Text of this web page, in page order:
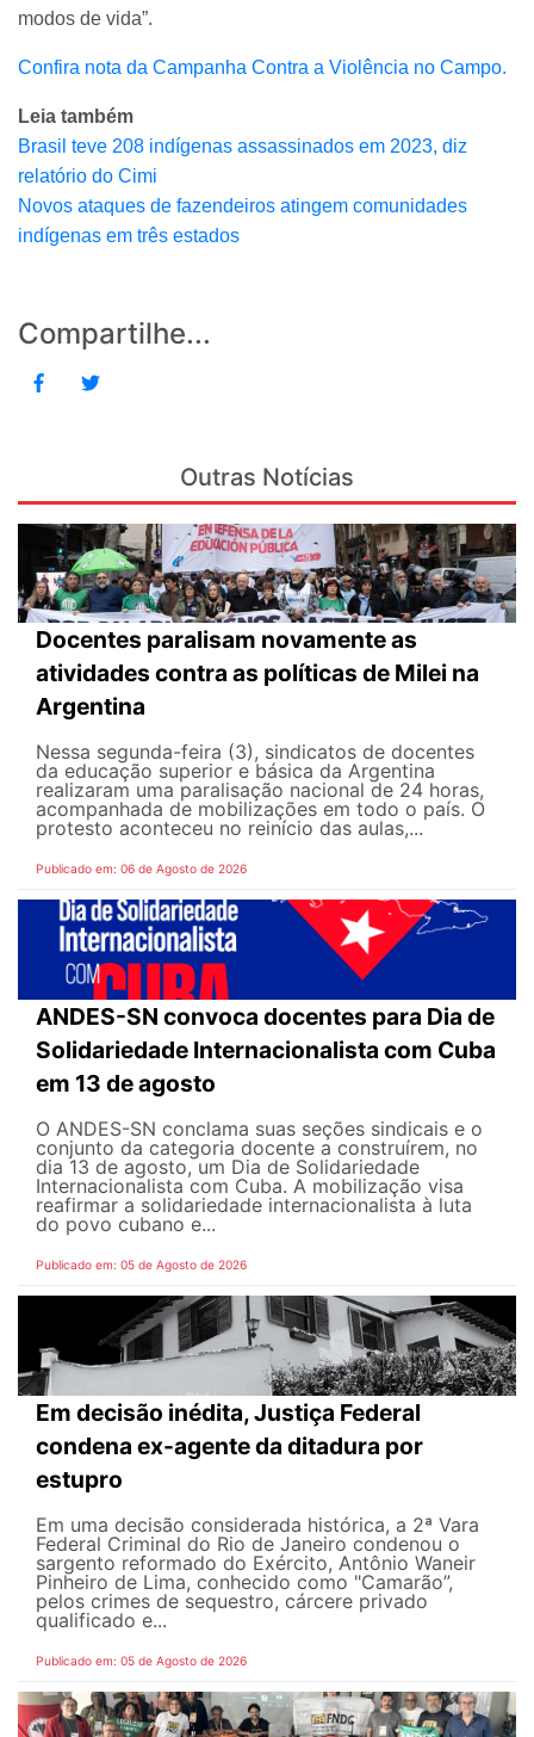
modos de vida”.
Confira nota da Campanha Contra a Violência no Campo.
Leia também
Brasil teve 208 indígenas assassinados em 2023, diz
relatório do Cimi
Novos ataques de fazendeiros atingem comunidades
indígenas em três estados
Compartilhe...
Outras Notícias
Docentes paralisam novamente as
atividades contra as políticas de Milei na
Argentina
Nessa segunda-feira (3), sindicatos de docentes
da educação superior e básica da Argentina
realizaram uma paralisação nacional de 24 horas,
acompanhada de mobilizações em todo o país. O
protesto aconteceu no reinício das aulas,...
Publicado em: 06 de Agosto de 2026
ANDES-SN convoca docentes para Dia de
Solidariedade Internacionalista com Cuba
em 13 de agosto
O ANDES-SN conclama suas seções sindicais e o
conjunto da categoria docente a construírem, no
dia 13 de agosto, um Dia de Solidariedade
Internacionalista com Cuba. A mobilização visa
reafirmar a solidariedade internacionalista à luta
do povo cubano e...
Publicado em: 05 de Agosto de 2026
Em decisão inédita, Justiça Federal
condena ex-agente da ditadura por
estupro
Em uma decisão considerada histórica, a 2ª Vara
Federal Criminal do Rio de Janeiro condenou o
sargento reformado do Exército, Antônio Waneir
Pinheiro de Lima, conhecido como "Camarão”,
pelos crimes de sequestro, cárcere privado
qualificado e...
Publicado em: 05 de Agosto de 2026